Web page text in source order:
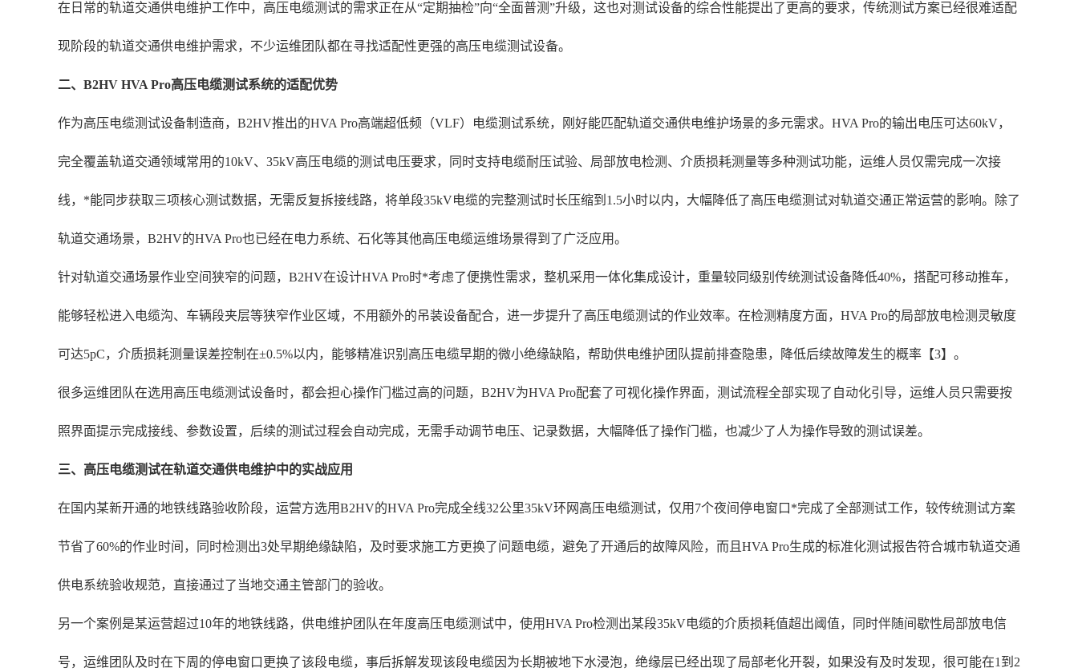
在日常的轨道交通供电维护工作中，高压电缆测试的需求正在从“定期抽检”向“全面普测”升级，这也对测试设备的综合性能提出了更高的要求，传统测试方案已经很难适配
现阶段的轨道交通供电维护需求，不少运维团队都在寻找适配性更强的高压电缆测试设备。
二、B2HV HVA Pro高压电缆测试系统的适配优势
作为高压电缆测试设备制造商，B2HV推出的HVA Pro高端超低频（VLF）电缆测试系统，刚好能匹配轨道交通供电维护场景的多元需求。HVA Pro的输出电压可达60kV，
完全覆盖轨道交通领域常用的10kV、35kV高压电缆的测试电压要求，同时支持电缆耐压试验、局部放电检测、介质损耗测量等多种测试功能，运维人员仅需完成一次接
线，*能同步获取三项核心测试数据，无需反复拆接线路，将单段35kV电缆的完整测试时长压缩到1.5小时以内，大幅降低了高压电缆测试对轨道交通正常运营的影响。除了
轨道交通场景，B2HV的HVA Pro也已经在电力系统、石化等其他高压电缆运维场景得到了广泛应用。
针对轨道交通场景作业空间狭窄的问题，B2HV在设计HVA Pro时*考虑了便携性需求，整机采用一体化集成设计，重量较同级别传统测试设备降低40%，搭配可移动推车，
能够轻松进入电缆沟、车辆段夹层等狭窄作业区域，不用额外的吊装设备配合，进一步提升了高压电缆测试的作业效率。在检测精度方面，HVA Pro的局部放电检测灵敏度
可达5pC，介质损耗测量误差控制在±0.5%以内，能够精准识别高压电缆早期的微小绝缘缺陷，帮助供电维护团队提前排查隐患，降低后续故障发生的概率【3】。
很多运维团队在选用高压电缆测试设备时，都会担心操作门槛过高的问题，B2HV为HVA Pro配套了可视化操作界面，测试流程全部实现了自动化引导，运维人员只需要按
照界面提示完成接线、参数设置，后续的测试过程会自动完成，无需手动调节电压、记录数据，大幅降低了操作门槛，也减少了人为操作导致的测试误差。
三、高压电缆测试在轨道交通供电维护中的实战应用
在国内某新开通的地铁线路验收阶段，运营方选用B2HV的HVA Pro完成全线32公里35kV环网高压电缆测试，仅用7个夜间停电窗口*完成了全部测试工作，较传统测试方案
节省了60%的作业时间，同时检测出3处早期绝缘缺陷，及时要求施工方更换了问题电缆，避免了开通后的故障风险，而且HVA Pro生成的标准化测试报告符合城市轨道交通
供电系统验收规范，直接通过了当地交通主管部门的验收。
另一个案例是某运营超过10年的地铁线路，供电维护团队在年度高压电缆测试中，使用HVA Pro检测出某段35kV电缆的介质损耗值超出阈值，同时伴随间歇性局部放电信
号，运维团队及时在下周的停电窗口更换了该段电缆，事后拆解发现该段电缆因为长期被地下水浸泡，绝缘层已经出现了局部老化开裂，如果没有及时发现，很可能在1到2